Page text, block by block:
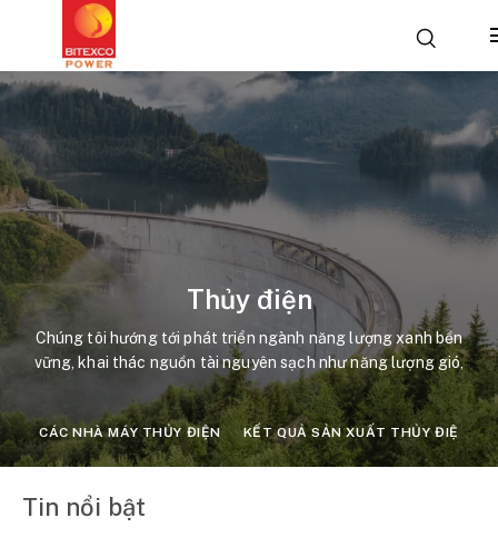
Thủy điện
Chúng tôi hướng tới phát triển ngành năng lượng xanh bền
vững, khai thác nguồn tài nguyên sạch như năng lượng gió,
năng lượng mặt trời.
CÁC NHÀ MÁY THỦY ĐIỆN KẾT QUẢ SẢN XUẤT THỦY ĐIỆN
Tin nổi bật